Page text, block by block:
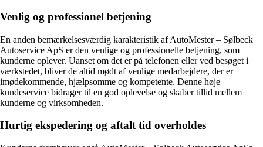
Venlig og professionel betjening
En anden bemærkelsesværdig karakteristik af AutoMester – Sølbeck
Autoservice ApS er den venlige og professionelle betjening, som
kunderne oplever. Uanset om det er på telefonen eller ved besøget i
værkstedet, bliver de altid mødt af venlige medarbejdere, der er
imødekommende, hjælpsomme og kompetente. Denne høje
kundeservice bidrager til en god oplevelse og skaber tillid mellem
kunderne og virksomheden.
Hurtig ekspedering og aftalt tid overholdes